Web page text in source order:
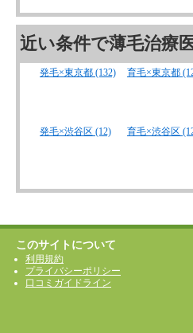
近い条件で薄毛治療
発毛×東京都 (132) 育毛×東京都
発毛×渋谷区 (12) 育毛×渋谷区
このサイトについて
利用規約
プライバシーポリシー
口コミガイドライン